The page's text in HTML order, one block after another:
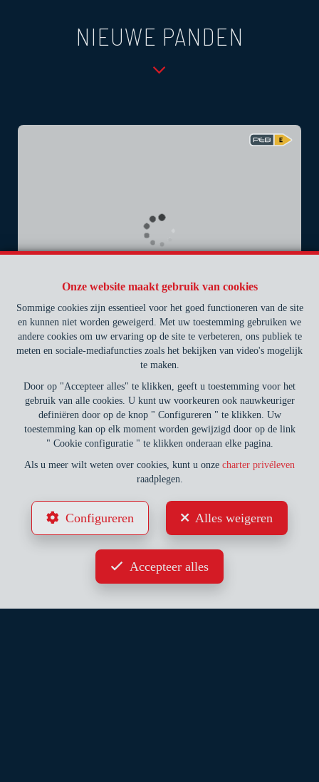
NIEUWE PANDEN
4 2 188 m²
AUDERGHEM
Gebouw voor gemengd gebruik te koop
625.000 €
Onze website maakt gebruik van cookies
Sommige cookies zijn essentieel voor het goed functioneren van de site
en kunnen niet worden geweigerd. Met uw toestemming gebruiken we
andere cookies om uw ervaring op de site te verbeteren, ons publiek te
meten en sociale-mediafuncties zoals het bekijken van video's mogelijk
te maken.
Door op "Accepteer alles" te klikken, geeft u toestemming voor het
gebruik van alle cookies. U kunt uw voorkeuren ook nauwkeuriger
definiëren door op de knop " Configureren " te klikken. Uw
toestemming kan op elk moment worden gewijzigd door op de link
" Cookie configuratie " te klikken onderaan elke pagina.
Als u meer wilt weten over cookies, kunt u onze charter privéleven
raadplegen.
Configureren Alles weigeren
Accepteer alles